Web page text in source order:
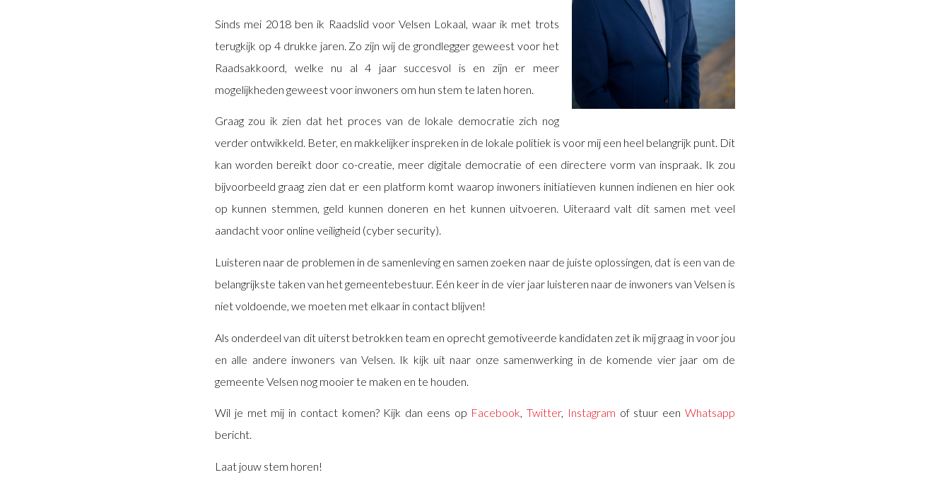
Sinds mei 2018 ben ik Raadslid voor Velsen Lokaal, waar ik met trots
terugkijk op 4 drukke jaren. Zo zijn wij de grondlegger geweest voor het
Raadsakkoord, welke nu al 4 jaar succesvol is en zijn er meer
mogelijkheden geweest voor inwoners om hun stem te laten horen.
Graag zou ik zien dat het proces van de lokale democratie zich nog
verder ontwikkeld. Beter, en makkelijker inspreken in de lokale politiek is voor mij een heel belangrijk punt. Dit
kan worden bereikt door co-creatie, meer digitale democratie of een directere vorm van inspraak. Ik zou
bijvoorbeeld graag zien dat er een platform komt waarop inwoners initiatieven kunnen indienen en hier ook
op kunnen stemmen, geld kunnen doneren en het kunnen uitvoeren. Uiteraard valt dit samen met veel
aandacht voor online veiligheid (cyber security).
Luisteren naar de problemen in de samenleving en samen zoeken naar de juiste oplossingen, dat is een van de
belangrijkste taken van het gemeentebestuur. Eén keer in de vier jaar luisteren naar de inwoners van Velsen is
niet voldoende, we moeten met elkaar in contact blijven!
Als onderdeel van dit uiterst betrokken team en oprecht gemotiveerde kandidaten zet ik mij graag in voor jou
en alle andere inwoners van Velsen. Ik kijk uit naar onze samenwerking in de komende vier jaar om de
gemeente Velsen nog mooier te maken en te houden.
Wil je met mij in contact komen? Kijk dan eens op Facebook,Twitter, Instagram of stuur eenWhatsapp
bericht.
Laat jouw stem horen!